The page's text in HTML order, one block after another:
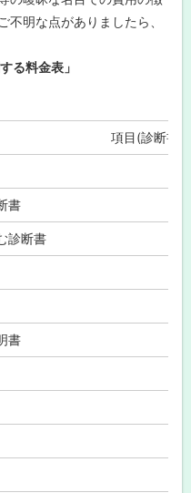
不明な点がありましたら、
る料金表」
項目(診断書
書
診断書
書